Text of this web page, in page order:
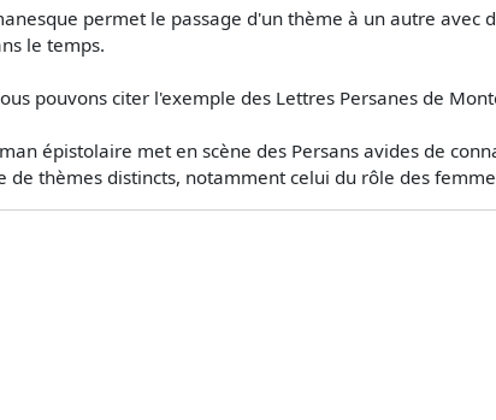
permet le passage d'un thème à un autre avec
le temps.
pouvons citer l'exemple des Lettres Persanes de
épistolaire met en scène des Persans avides de
de thèmes distincts, notamment celui du rôle des